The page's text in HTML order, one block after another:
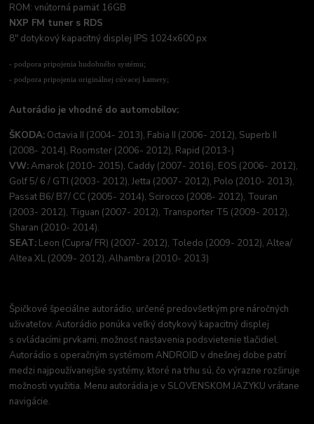
ROM: vnútorná pamäť 16GB
NXP FM tuner s RDS
8" dotykový kapacitný displej IPS 1024x600 px
- podpora pripojenia hudobného systému;
- podpora pripojenia originálnej cúvacej kamery;
Autorádio je vhodné do automobilov:
ŠKODA: Octavia II (2004- 2013), Fabia II (2006- 2012), Superb II
(2008- 2014), Roomster (2006- 2012), Rapid (2013-)
VW:Amarok (2010- 2015), Caddy (2007- 2016), EOS (2006- 2012),
Golf 5/ 6 / GTI (2003- 2012), Jetta (2007- 2012), Polo (2010- 2013),
Passat B6/ B7/ CC (2005- 2014), Scirocco (2008- 2012), Touran
(2003- 2012), Tiguan (2007- 2012), Transporter T5 (2009- 2012),
Sharan (2010- 2014).
SEAT: Leon (Cupra/ FR) (2007- 2012), Toledo (2009- 2012), Altea/
Altea XL (2009- 2012), Alhambra (2010- 2013)
Špičkové špeciálne autorádio, určené predovšetkým pre náročných
uživateľov. Autorádio ponúka veľký dotykový kapacitný displej
s ovládacími prvkami, možnosť nastavenia podsvietenie tlačidiel.
Autorádio s operačným systémom ANDROID v dnešnej dobe patrí
medzi najpoužívanejšie systémy, ktoré na trhu sú, čo výrazne rozširuje
možnosti využitia. Menu autorádia je v SLOVENSKOM JAZYKU vrátane
navigácie.